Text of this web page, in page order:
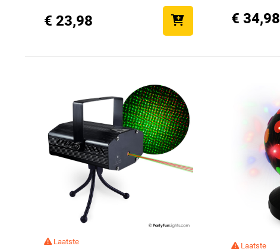
€ 23,98 € 34,98
Laatste Laatste